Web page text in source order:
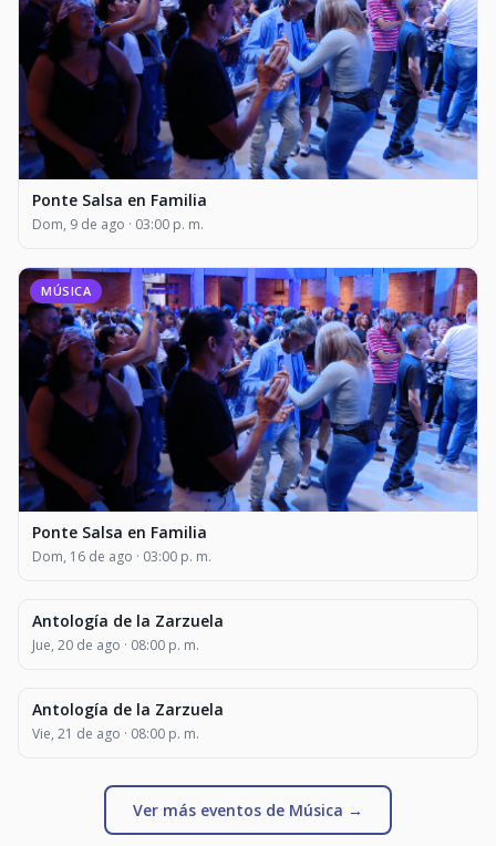
Ponte Salsa en Familia
Dom, 9 de ago · 03:00 p. m.
MÚSICA
Ponte Salsa en Familia
Dom, 16 de ago · 03:00 p. m.
MÚSICA
Antología de la Zarzuela
Jue, 20 de ago · 08:00 p. m.
MÚSICA
Antología de la Zarzuela
Vie, 21 de ago · 08:00 p. m.
Ver más eventos de Música →